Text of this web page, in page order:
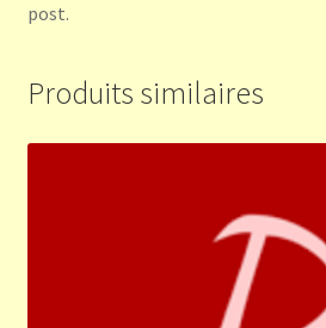
post.
Produits similaires